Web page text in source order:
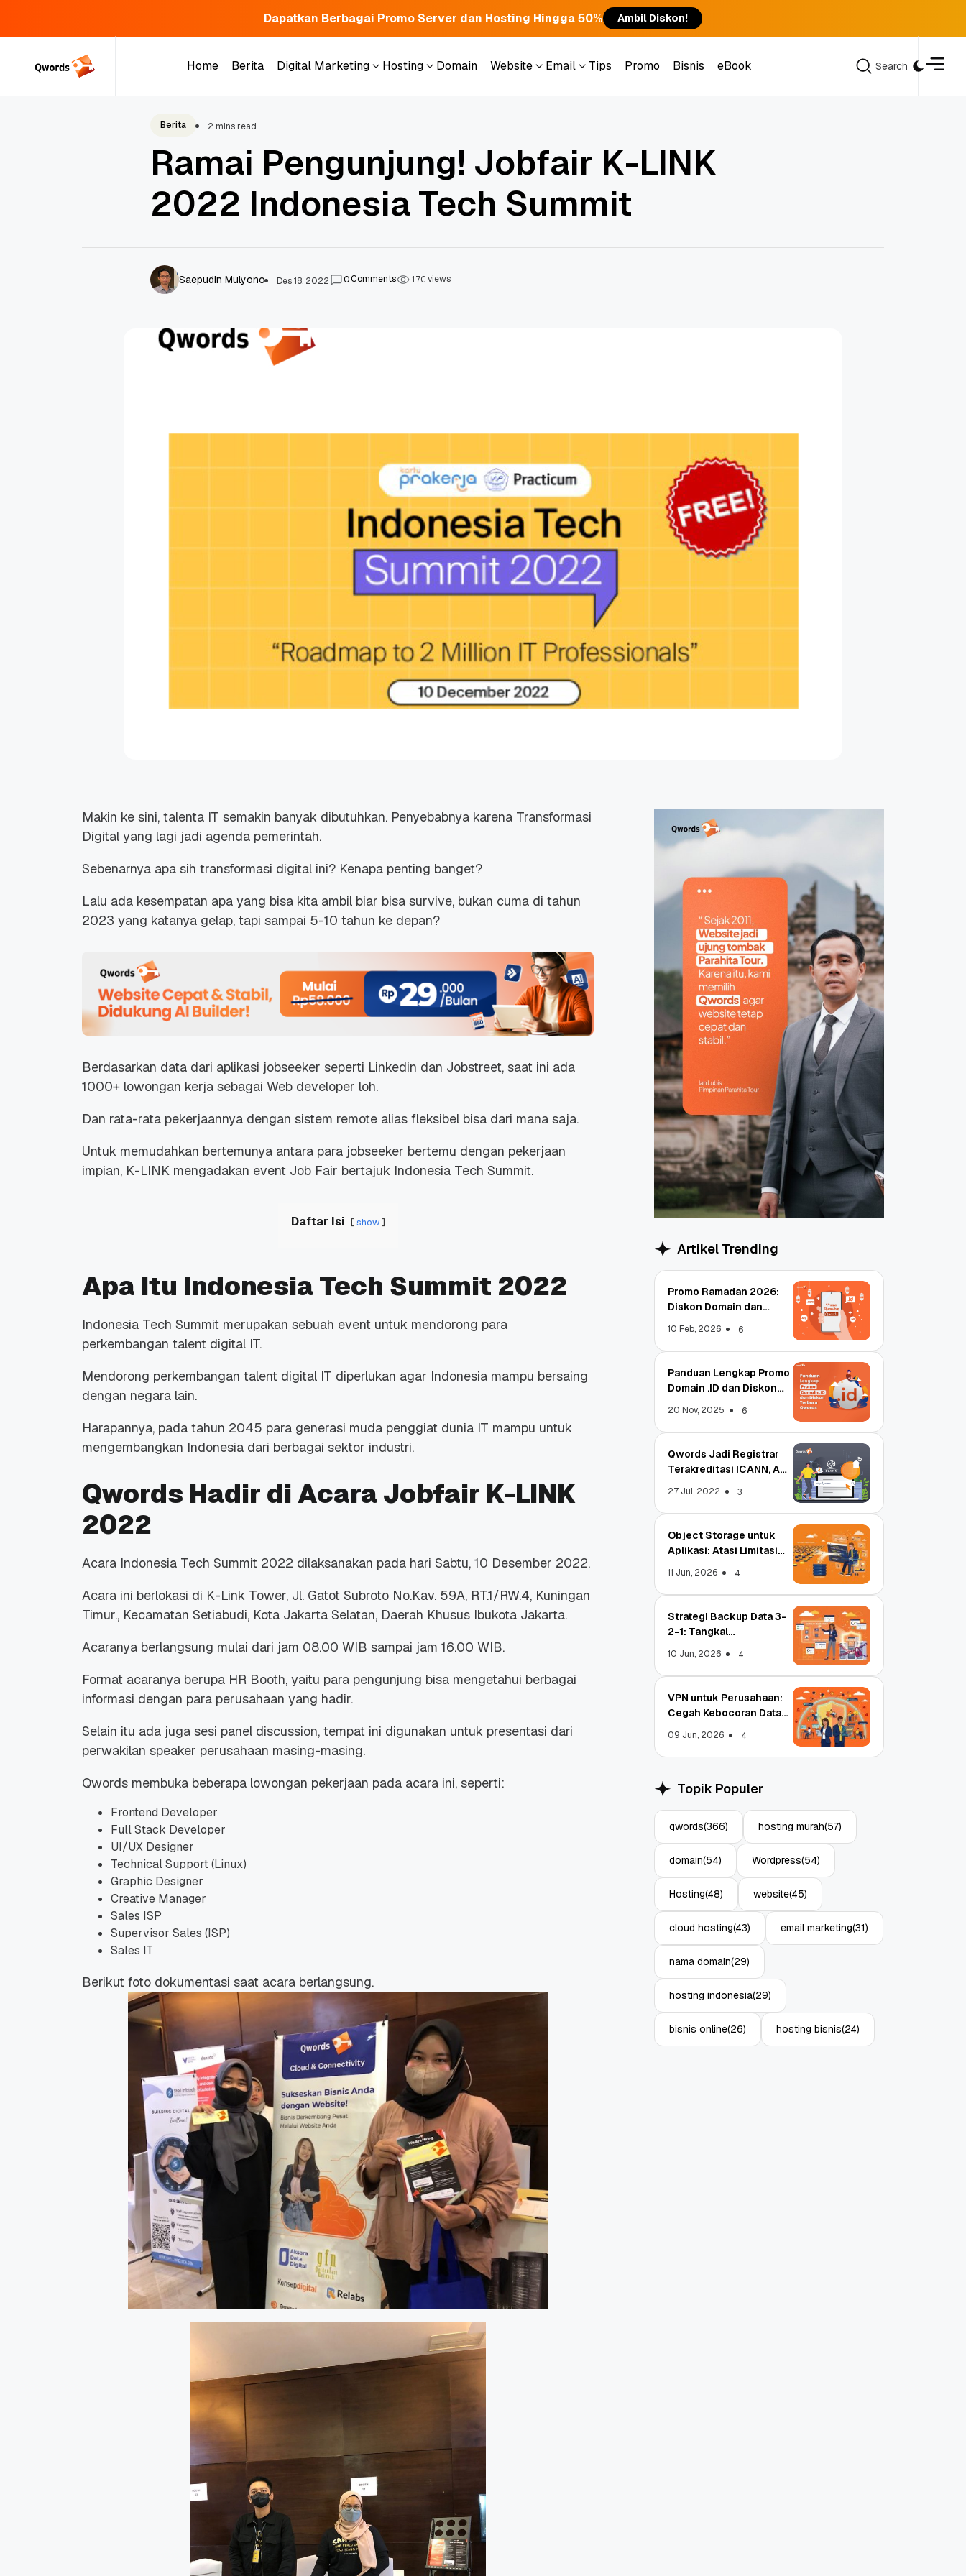
Dapatkan Berbagai Promo Server dan Hosting Hingga 50% Ambil Diskon!
Home
Berita
Digital Marketing
Hosting
Domain
Website
Email
Tips
Promo
Bisnis
eBook
Search
Diskon Domain dan
Hosting Qwords
6
Domain .ID dan Diskon
Terbaru
20 Nov, 2025 6
Terakreditasi ICANN, Apa
Object Storage untuk
Aplikasi: Atasi Limitasi
4
Berita 2 mins read
Ramai Pengunjung! Jobfair K-LINK
2022 Indonesia Tech Summit
Saepudin Mulyono Des 18, 2022 0Comments 170views
Makin ke sini, talenta IT semakin banyak dibutuhkan. Penyebabnya karena Transformasi
Digital yang lagi jadi agenda pemerintah.
Sebenarnya apa sih transformasi digital ini? Kenapa penting banget?
Lalu ada kesempatan apa yang bisa kita ambil biar bisa survive, bukan cuma di tahun
2023 yang katanya gelap, tapi sampai 5-10 tahun ke depan?
Berdasarkan data dari aplikasi jobseeker seperti Linkedin dan Jobstreet, saat ini ada
1000+ lowongan kerja sebagai Web developer loh.
Dan rata-rata pekerjaannya dengan sistem remote alias fleksibel bisa dari mana saja.
Untuk memudahkan bertemunya antara para jobseeker bertemu dengan pekerjaan
impian, K-LINK mengadakan event Job Fair bertajuk Indonesia Tech Summit.
Daftar Isi show
Apa Itu Indonesia Tech Summit 2022
Indonesia Tech Summit merupakan sebuah event untuk mendorong para
perkembangan talent digital IT.
Mendorong perkembangan talent digital IT diperlukan agar Indonesia mampu bersaing
dengan negara lain.
Harapannya, pada tahun 2045 para generasi muda penggiat dunia IT mampu untuk
mengembangkan Indonesia dari berbagai sektor industri.
Qwords Hadir di Acara Jobfair K-LINK
2022
Acara Indonesia Tech Summit 2022 dilaksanakan pada hari Sabtu, 10 Desember 2022.
Acara ini berlokasi di K-Link Tower, Jl. Gatot Subroto No.Kav. 59A, RT.1/RW.4, Kuningan
Timur., Kecamatan Setiabudi, Kota Jakarta Selatan, Daerah Khusus Ibukota Jakarta.
Acaranya berlangsung mulai dari jam 08.00 WIB sampai jam 16.00 WIB.
Format acaranya berupa HR Booth, yaitu para pengunjung bisa mengetahui berbagai
informasi dengan para perusahaan yang hadir.
Selain itu ada juga sesi panel discussion, tempat ini digunakan untuk presentasi dari
perwakilan speaker perusahaan masing-masing.
Qwords membuka beberapa lowongan pekerjaan pada acara ini, seperti:
Frontend Developer
Full Stack Developer
UI/UX Designer
Technical Support (Linux)
Graphic Designer
Creative Manager
Sales ISP
Supervisor Sales (ISP)
Sales IT
Berikut foto dokumentasi saat acara berlangsung.
Artikel Trending
Promo Ramadan 2026:
Diskon Domain dan
10 Feb, 2026 6
Panduan Lengkap Promo
Domain .ID dan Diskon
20 Nov, 2025 6
Qwords Jadi Registrar
Terakreditasi ICANN, Apa
27 Jul, 2022 3
Object Storage untuk
Aplikasi: Atasi Limitasi
11 Jun, 2026 4
Strategi Backup Data 3-
2-1: Tangkal
10 Jun, 2026 4
VPN untuk Perusahaan:
Cegah Kebocoran Data
09 Jun, 2026 4
Topik Populer
qwords(366) hosting murah(57)
domain(54) Wordpress(54)
Hosting(48) website(45)
cloud hosting(43) email marketing(31)
nama domain(29)
hosting indonesia(29)
bisnis online(26) hosting bisnis(24)